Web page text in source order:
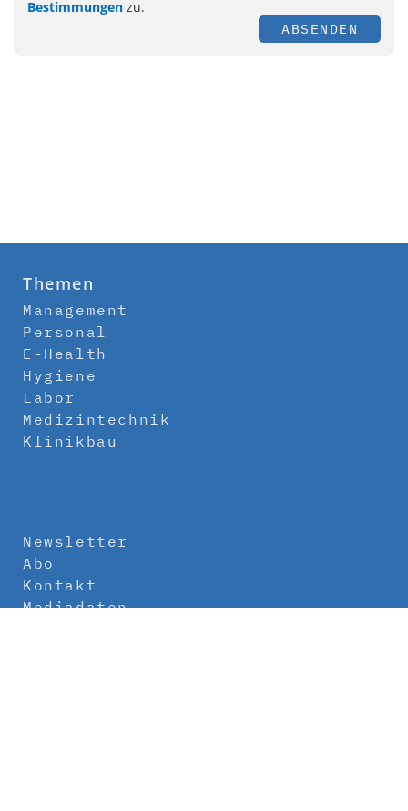
Bestimmungen zu.
ABSENDEN
Themen
Management
Personal
E-Health
Hygiene
Labor
Medizintechnik
Klinikbau
Newsletter
Abo
Kontakt
Mediadaten